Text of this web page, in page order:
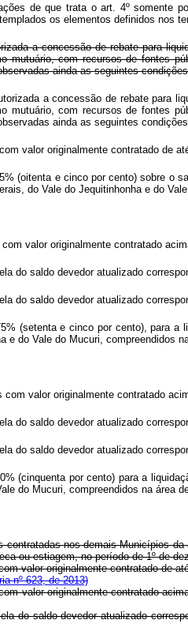
de que trata o art. 4º somente
os elementos definidos nos
a concessão de rebate para
mutuário, com recursos de fontes
ainda as seguintes
a concessão de rebate para
mutuário, com recursos de fontes
ainda as seguintes
valor originalmente contratado de
(oitenta e cinco por cento) sobre o
do Vale do Jequitinhonha e do
valor originalmente contratado
do saldo devedor atualizado
do saldo devedor atualizado
(setenta e cinco por cento), para a
e do Vale do Mucuri, compreendidos
com valor originalmente contratado
do saldo devedor atualizado
do saldo devedor atualizado
(cinquenta por cento) para a
do Mucuri, compreendidos na área
contratadas nos demais Municípios
ou estiagem, no período de 1º de
valor originalmente contratado de
nº 623, de 2013)
valor originalmente contratado
do saldo devedor atualizado